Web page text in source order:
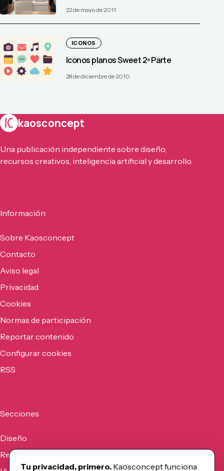
22 de mayo de 2011
ICONOS
Iconos planos Sweet 2ª Parte
28 de diciembre de 2010
kaosconcept
Una publicación independiente sobre diseño,
recursos creativos, inteligencia artificial y desarrollo.
Información
Sobre Kaosconcept
Contacto
Aviso legal
Privacidad
Cookies
Normas de participación
Reportar contenido
Configurar cookies
RSS
Secciones
Diseño
Recursos
Tu privacidad, primero. Kaosconcept funciona